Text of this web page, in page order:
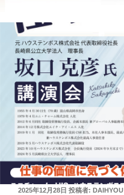
投
2025年12月28日 投稿者: DAIHYOU